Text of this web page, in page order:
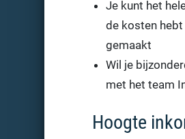
Je kunt het
de kosten
gemaakt
Wil je
met het team
Hoogte